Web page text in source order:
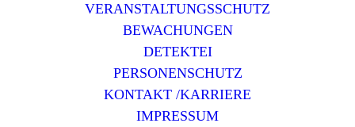
VERANSTALTUNGSSCHUTZ
BEWACHUNGEN
DETEKTEI
PERSONENSCHUTZ
KONTAKT /KARRIERE
IMPRESSUM